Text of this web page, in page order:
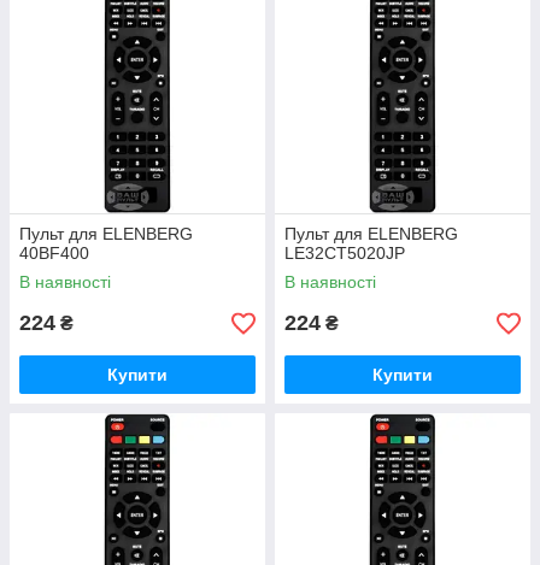
Пульт для ELENBERG
40BF400
В наявності
224 ₴
Купити
Пульт для ELENBERG
LE32CT5020JP
В наявності
224 ₴
Купити